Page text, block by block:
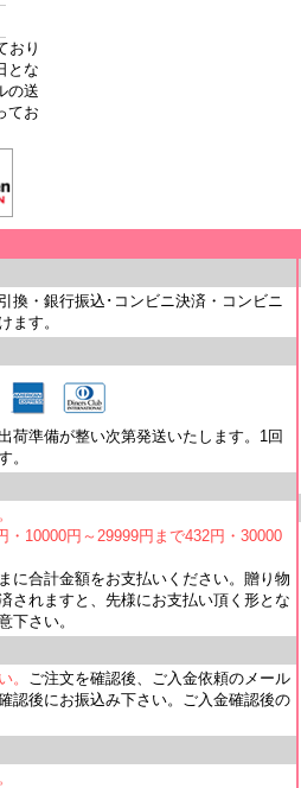
おり
とな
の送
てお
換・銀行振込･コンビニ決済・コンビニ
ます。
荷準備が整い次第発送いたします。1回
。
・10000円～29999円まで432円・30000
に合計金額をお支払いください。贈り物
されますと、先様にお支払い頂く形とな
下さい。
。 ご注文を確認後、ご入金依頼のメール
認後にお振込み下さい。ご入金確認後の